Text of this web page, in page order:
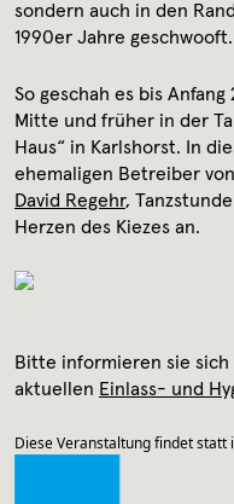
FAQ
Archiv
Kontakt
Presse
sondern auch in den
1990er Jahre geschwooft.
So geschah es bis
Mitte und früher in der
Haus“ in Karlshorst. In
ehemaligen Betreiber
David Regehr,
Herzen des Kiezes an.
Bitte informieren sie
aktuellen Einlass- und
Diese Veranstaltung findet statt